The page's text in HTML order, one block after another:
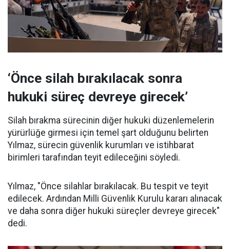
‘Önce silah bırakılacak sonra
hukuki süreç devreye girecek’
Silah bırakma sürecinin diğer hukuki düzenlemelerin
yürürlüğe girmesi için temel şart olduğunu belirten
Yılmaz, sürecin güvenlik kurumları ve istihbarat
birimleri tarafından teyit edileceğini söyledi.
Yılmaz, "Önce silahlar bırakılacak. Bu tespit ve teyit
edilecek. Ardından Milli Güvenlik Kurulu kararı alınacak
ve daha sonra diğer hukuki süreçler devreye girecek"
dedi.